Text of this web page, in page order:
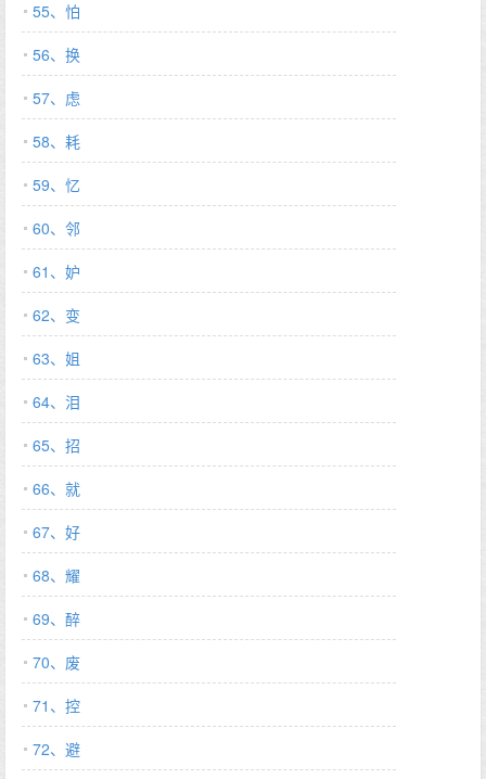
55、怕
56、换
57、虑
58、耗
59、忆
60、邻
61、妒
62、变
63、姐
64、泪
65、招
66、就
67、好
68、耀
69、醉
70、废
71、控
72、避